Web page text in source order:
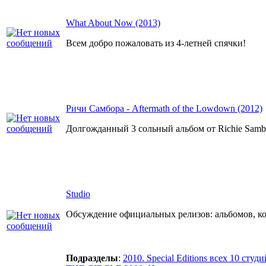
What About Now (2013)
Всем добро пожаловать из 4-летней спячки!
Ричи Самбора - Aftermath of the Lowdown (2012)
Долгожданный 3 сольный альбом от Richie
Studio
Обсуждение официальных релизов: альбомов,
Подразделы: 2010. Special Editions всех 10